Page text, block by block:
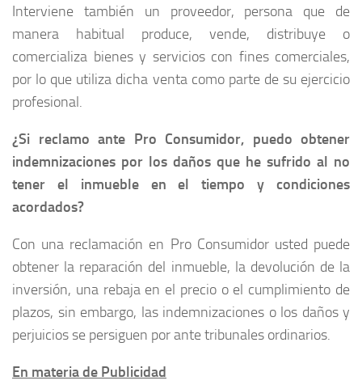
Interviene también un proveedor, persona que de
manera habitual produce, vende, distribuye o
comercializa bienes y servicios con fines comerciales,
por lo que utiliza dicha venta como parte de su ejercicio
profesional.
¿Si reclamo ante Pro Consumidor, puedo obtener
indemnizaciones por los daños que he sufrido al no
tener el inmueble en el tiempo y condiciones
acordados?
Con una reclamación en Pro Consumidor usted puede
obtener la reparación del inmueble, la devolución de la
inversión, una rebaja en el precio o el cumplimiento de
plazos, sin embargo, las indemnizaciones o los daños y
perjuicios se persiguen por ante tribunales ordinarios.
En materia de Publicidad